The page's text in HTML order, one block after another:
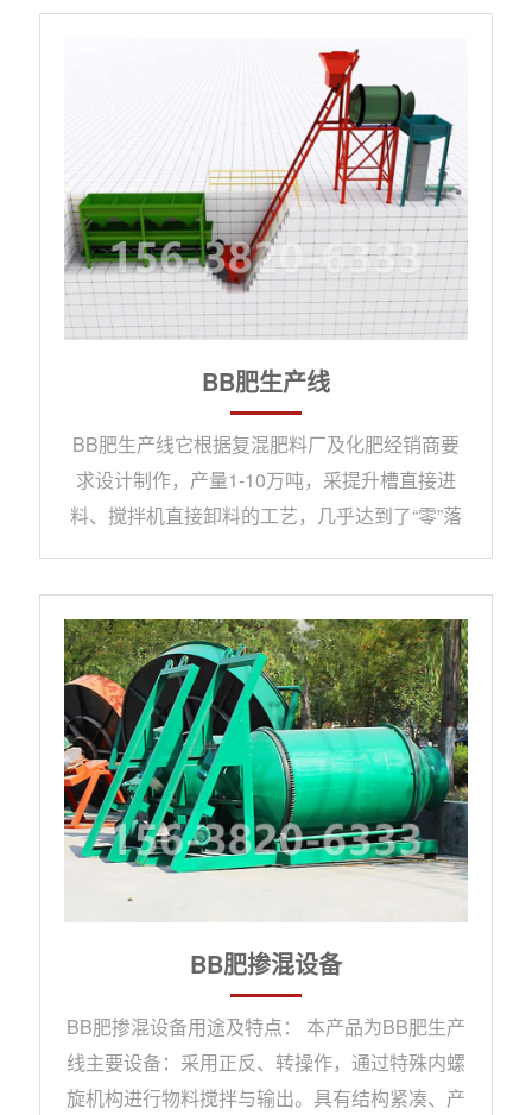
肥所含的养分多以有机态形式存在，可缓慢 释
BB肥生产线
BB肥生产线它根据复混肥料厂及化肥经销商要
求设计制作，产量1-10万吨，采提升槽直接进
料、搅拌机直接卸料的工艺，几乎达到了“零”落
料的目标。 BB肥主体设备采用正反转操作，通
出，整套设备具有价格低、占地面积小、产量
大、搅拌均匀等特点。B
BB肥掺混设备
BB肥掺混设备用途及特点： 本产品为BB肥生产
线主要设备：采用正反、转操作，通过特殊内螺
旋机构进行物料搅拌与输出。具有结构紧凑、产